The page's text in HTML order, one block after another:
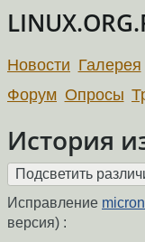
Новости Галерея
Форум Опросы
История
Исправление
версия) :